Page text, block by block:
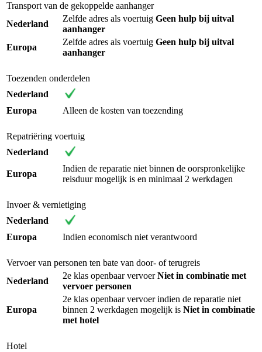
Transport van de gekoppelde aanhanger
Nederland
Zelfde adres als voertuig Geen hulp bij uitval
aanhanger
Europa
Zelfde adres als voertuig Geen hulp bij uitval
aanhanger
Toezenden onderdelen
Nederland
Europa
Alleen de kosten van toezending
Repatriëring voertuig
Nederland
Europa
Indien de reparatie niet binnen de oorspronkelijke
reisduur mogelijk is en minimaal 2 werkdagen
Invoer & vernietiging
Nederland
Europa
Indien economisch niet verantwoord
Vervoer van personen ten bate van door- of terugreis
Nederland
2e klas openbaar vervoerNiet in combinatie met
vervoer personen
Europa
2e klas openbaar vervoer indien de reparatie niet
binnen 2 werkdagen mogelijk is Niet in combinatie
met hotel
Hotel